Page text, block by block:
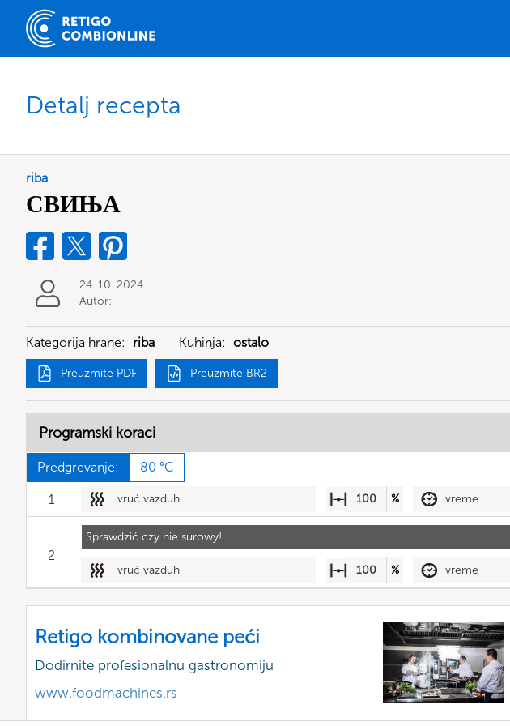
Detalj recepta
riba
СВИЊА
24. 10. 2024
Autor:
Kategorija hrane: riba Kuhinja: ostalo
Preuzmite PDF Preuzmite BR2
Programski koraci
Predgrevanje: 80 °C
1 vruć vazduh 100 % vreme
Sprawdzić czy nie surowy!
2
vruć vazduh 100 % vreme
Retigo kombinovane peći
Dodirnite profesionalnu gastronomiju
www.foodmachines.rs